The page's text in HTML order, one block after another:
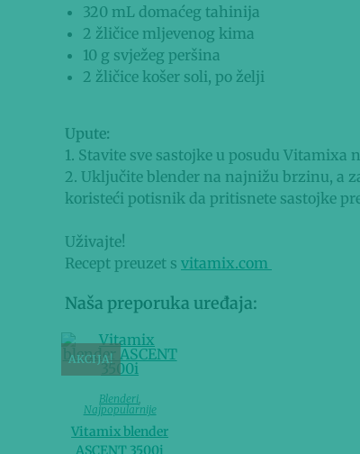
320 mL domaćeg tahinija
2 žličice mljevenog kima
10 g svježeg peršina
2 žličice košer soli, po želji
Upute:
1. Stavite sve sastojke u posudu
2. Uključite blender na najnižu brzinu, a
koristeći potisnik da pritisnete sastojke
Uživajte!
Recept preuzet s vitamix.com
Naša preporuka uređaja:
AKCIJA!
Blenderi
Najpopularnije
Vitamix blender
ASCENT 3500i